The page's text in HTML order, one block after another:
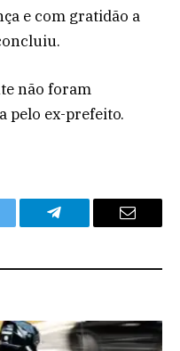
e com gratidão a
não foram
pelo ex-prefeito.
Telegram Email